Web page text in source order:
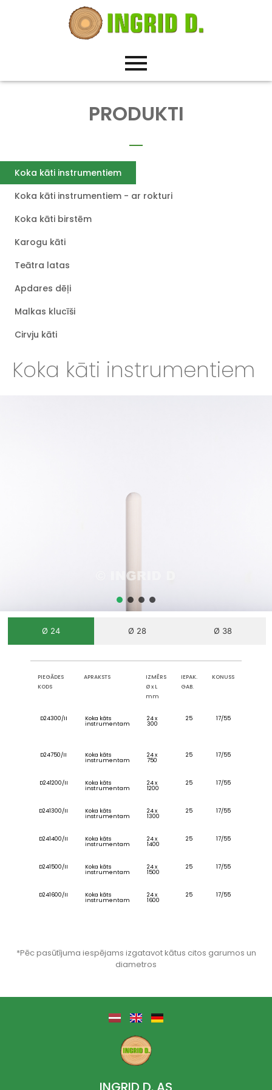
PRODUKTI
Koka kāti instrumentiem
Koka kāti instrumentiem - ar rokturi
Koka kāti birstēm
Karogu kāti
Teātra latas
Apdares dēļi
Malkas klucīši
Cirvju kāti
Koka kāti instrumentiem
Ø 24 Ø 28 Ø 38
PIEGĀDES
KODS
APRAKSTS
IZMĒRS
Ø x L
mm
IEPAK.
GAB.
KONUSS
D24300/II Koka kāts
instrumentam
24 x
300
25 17/55
D24750/II Koka kāts
instrumentam
24 x
750
25 17/55
D241200/II Koka kāts
instrumentam
24 x
1200
25 17/55
D241300/II Koka kāts
instrumentam
24 x
1300
25 17/55
D241400/II Koka kāts
instrumentam
24 x
1400
25 17/55
D241500/II Koka kāts
instrumentam
24 x
1500
25 17/55
D241600/II Koka kāts
instrumentam
24 x
1600
25 17/55
*Pēc pasūtījuma iespējams izgatavot kātus citos garumos un
diametros